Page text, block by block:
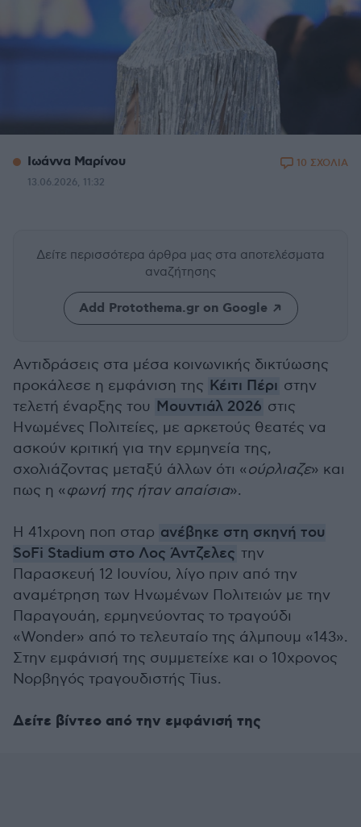
Ιωάννα Μαρίνου
13.06.2026, 11:32
10 ΣΧΟΛΙΑ
Δείτε περισσότερα άρθρα μας στα αποτελέσματα
αναζήτησης
Add Protothema.gr on Google
Αντιδράσεις στα μέσα κοινωνικής δικτύωσης
προκάλεσε η εμφάνιση της Κέιτι Πέρι στην
τελετή έναρξης του Μουντιάλ 2026 στις
Ηνωμένες Πολιτείες, με αρκετούς θεατές να
ασκούν κριτική για την ερμηνεία της,
σχολιάζοντας μεταξύ άλλων ότι «ούρλιαζε» και
πως η «φωνή της ήταν απαίσια».
Η 41χρονη ποπ σταρ ανέβηκε στη σκηνή του
SoFi Stadium στο Λος Άντζελες την
Παρασκευή 12 Ιουνίου, λίγο πριν από την
αναμέτρηση των Ηνωμένων Πολιτειών με την
Παραγουάη, ερμηνεύοντας το τραγούδι
«Wonder» από το τελευταίο της άλμπουμ «143».
Στην εμφάνισή της συμμετείχε και ο 10χρονος
Νορβηγός τραγουδιστής Tius.
Δείτε βίντεο από την εμφάνισή της